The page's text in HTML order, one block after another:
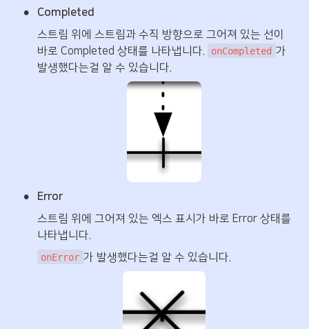
•
Completed
스트림 위에 스트림과 수직 방향으로 그어져 있는 선이
바로 Completed 상태를 나타냅니다.
onCompleted 가
발생했다는걸 알 수 있습니다.
•
Error
스트림 위에 그어져 있는 엑스 표시가 바로 Error 상태를
나타냅니다.
onError 가 발생했다는걸 알 수 있습니다.